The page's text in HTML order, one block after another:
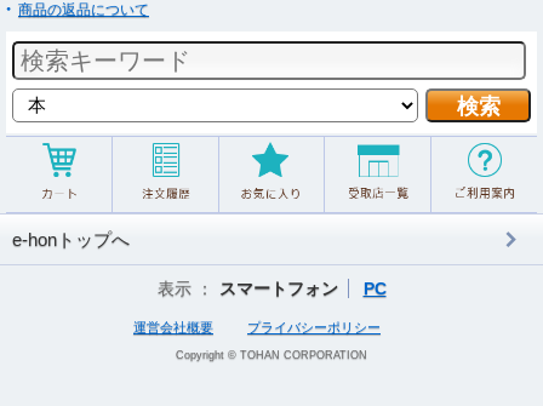
商品の返品について
e-honトップへ
表示 ： スマートフォン PC
運営会社概要 プライバシーポリシー
Copyright © TOHAN CORPORATION